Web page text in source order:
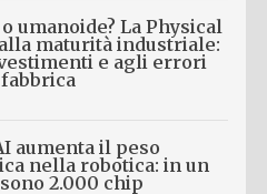
umanoide? La Physical
maturità industriale:
e agli errori
aumenta il peso
nella robotica: in un
2.000 chip